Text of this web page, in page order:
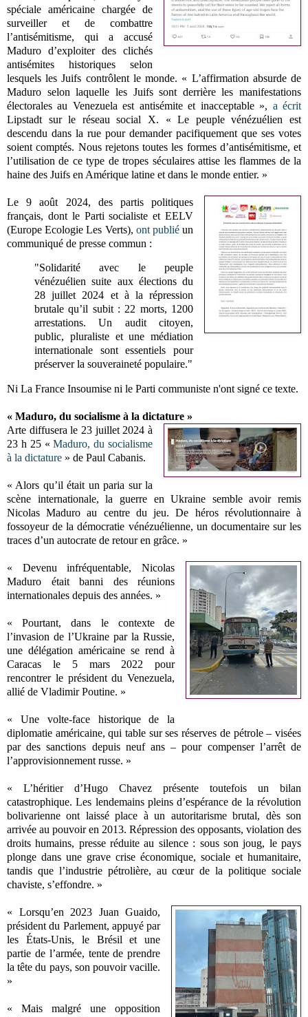
spéciale américaine chargée de
surveiller et de combattre
l’antisémitisme, qui a accusé
Maduro d’exploiter des clichés
antisémites historiques selon
lesquels les Juifs contrôlent le monde. « L’affirmation absurde de
Maduro selon laquelle les Juifs sont derrière les manifestations
électorales au Venezuela est antisémite et inacceptable », a écrit
Lipstadt sur le réseau social X. « Le peuple vénézuélien est
descendu dans la rue pour demander pacifiquement que ses votes
soient comptés. Nous rejetons toutes les formes d’antisémitisme, et
l’utilisation de ce type de tropes séculaires attise les flammes de la
haine des Juifs en Amérique latine et dans le monde entier. »
Le 9 août 2024, des partis politiques
français, dont le Parti socialiste et EELV
(Europe Ecologie Les Verts), ont publiéun
communiqué de presse commun :
"Solidarité avec le peuple
vénézuélien suite aux élections du
28 juillet 2024 et à la répression
brutale qu’il subit : 22 morts, 1200
arrestations. Un audit citoyen,
public, pluraliste et une médiation
internationale sont essentiels pour
préserver la souveraineté populaire."
Ni La France Insoumise ni le Parti communiste n'ont signé ce texte.
« Maduro, du socialisme à la dictature »
Arte diffusera le 23 juillet 2024 à
23 h 25 «Maduro, du socialisme
à la dictature » de Paul Cabanis.
« Alors qu’il était un paria sur la
scène internationale, la guerre en Ukraine semble avoir remis
Nicolas Maduro au centre du jeu. De héros révolutionnaire à
fossoyeur de la démocratie vénézuélienne, un documentaire sur les
traces d’un autocrate de retour en grâce. »
« Devenu infréquentable, Nicolas
Maduro était banni des réunions
internationales depuis des années. »
« Pourtant, dans le contexte de
l’invasion de l’Ukraine par la Russie,
une délégation américaine se rend à
Caracas le 5 mars 2022 pour
rencontrer le président du Venezuela,
allié de Vladimir Poutine. »
« Une volte-face historique de la
diplomatie américaine, qui table sur ses réserves de pétrole – visées
par des sanctions depuis neuf ans – pour compenser l’arrêt de
l’approvisionnement russe. »
« L’héritier d’Hugo Chavez présente toutefois un bilan
catastrophique. Les lendemains pleins d’espérance de la révolution
bolivarienne ont laissé place à un autoritarisme brutal, dès son
arrivée au pouvoir en 2013. Répression des opposants, violation des
droits humains, presse réduite au silence : sous son joug, le pays
plonge dans une grave crise économique, sociale et humanitaire,
tandis que l’industrie pétrolière, au cœur de la politique sociale
chaviste, s’effondre. »
« Lorsqu’en 2023 Juan Guaido,
président du Parlement, appuyé par
les États-Unis, le Brésil et une
partie de l’armée, tente de prendre
la tête du pays, son pouvoir vacille.
»
« Mais malgré une opposition